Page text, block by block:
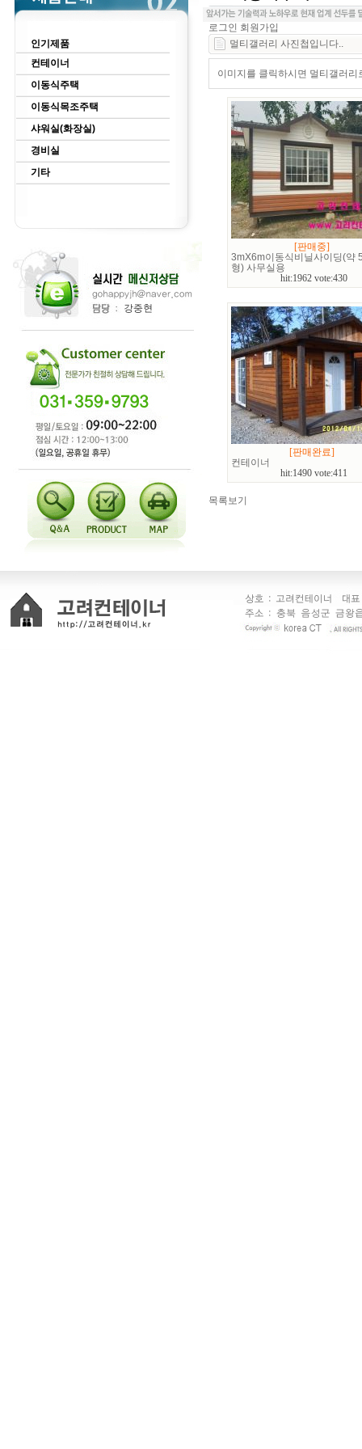
인기제품
컨테이너
이동식주택
이동식목조주택
샤워실(화장실)
경비실
기타
로그인 회원가입
멀티갤러리 사진첩입니다..
이미지를 클릭하시면 멀티갤러
[판매중]
3mX6m이동식비닐사이딩(약
형) 사무실용
hit:1962 vote:430
[판매완료]
컨테이너
hit:1490 vote:411
목록보기